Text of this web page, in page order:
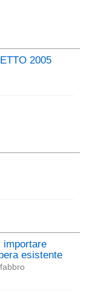
2005
importare
esistente